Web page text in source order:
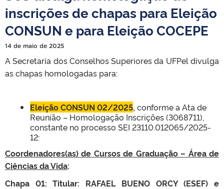
inscrições de chapas para Eleição
CONSUN e para Eleição COCEPE
14 de maio de 2025
A Secretaria dos Conselhos Superiores da UFPel divulga
as chapas homologadas para:
Eleição CONSUN 02/2025, conforme a Ata de
Reunião – Homologação Inscrições (3068711),
constante no processo SEI 23110.012065/2025-
12:
Coordenadores(as) de Cursos de Graduação – Área de
Ciências da Vida:
Chapa 01: Titular: RAFAEL BUENO ORCY (ESEF) e